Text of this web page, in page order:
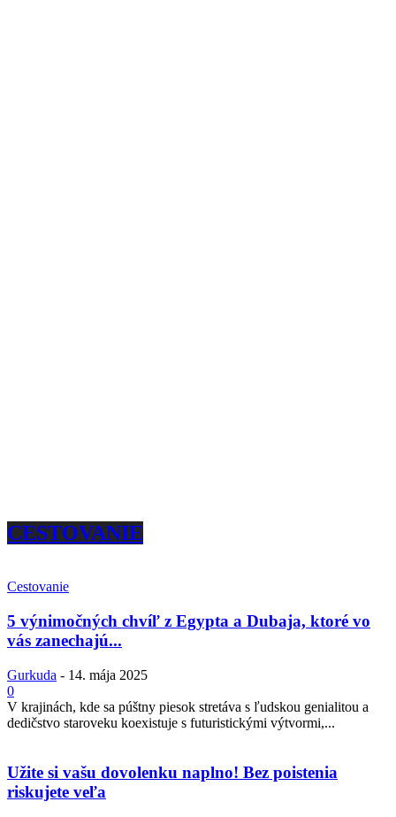
CESTOVANIE
Cestovanie
5 výnimočných chvíľ z Egypta a Dubaja, ktoré vo
vás zanechajú...
Gurkuda - 14. mája 2025
0
V krajinách, kde sa púštny piesok stretáva s ľudskou genialitou a
dedičstvo staroveku koexistuje s futuristickými výtvormi,...
Užite si vašu dovolenku naplno! Bez poistenia
riskujete veľa